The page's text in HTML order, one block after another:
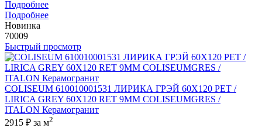
Подробнее
Подробнее
Новинка
70009
Быстрый просмотр
COLISEUM 610010001531 ЛИРИКА ГРЭЙ 60X120 РЕТ /
LIRICA GREY 60X120 RET 9MM COLISEUMGRES /
ITALON Керамогранит
2915 ₽ за м2